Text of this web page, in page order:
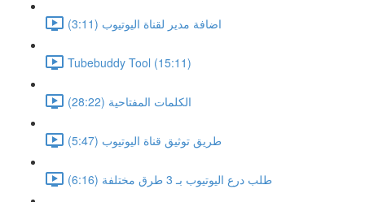
اضافة مدير لقناة اليوتيوب (3:11)
Tubebuddy Tool (15:11)
الكلمات المفتاحية (28:22)
طريق توثيق قناة اليوتيوب (5:47)
طلب درع اليوتيوب بـ 3 طرق مختلفة (6:16)